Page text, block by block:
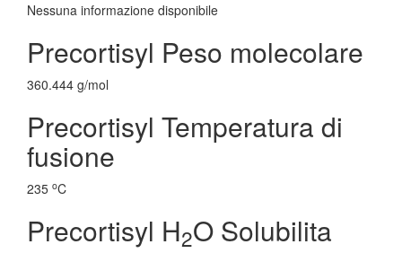
Nessuna informazione disponibile
Precortisyl Peso molecolare
360.444 g/mol
Precortisyl Temperatura di
fusione
235 oC
Precortisyl H2O Solubilita